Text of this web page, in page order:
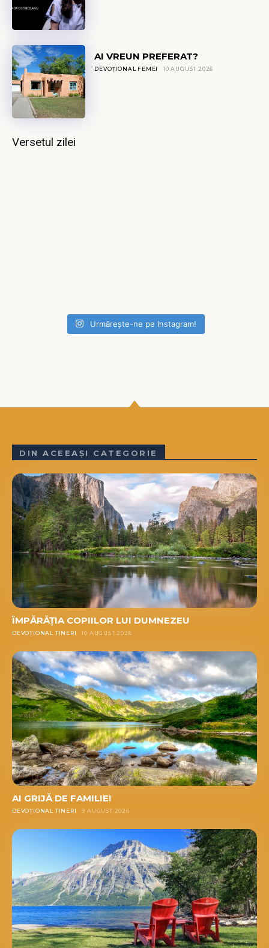
AI VREUN PREFERAT?
DEVOȚIONAL FEMEI 10 AUGUST 2026
Versetul zilei
Urmărește-ne pe Instagram!
DIN ACEEAȘI CATEGORIE
ÎMPĂRĂȚIA COPIILOR LUI DUMNEZEU
DEVOȚIONAL TINERI 10 AUGUST 2026
AI GRIJĂ DE FAMILIE!
DEVOȚIONAL TINERI 9 AUGUST 2026